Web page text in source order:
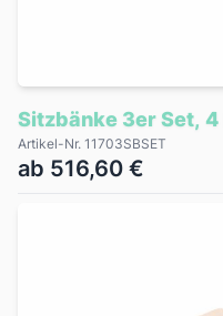
Sitzbänke 3er Set, 4
Artikel-Nr. 11703SBSET
ab 516,60 €